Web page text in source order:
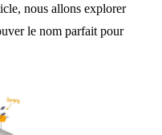
nous allons explorer
le nom parfait pour